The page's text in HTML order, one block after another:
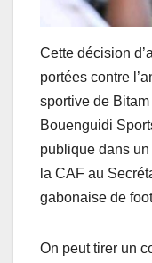
Cette décision
portées contre
sportive de Bitam
Bouenguidi
publique dans
la CAF au
gabonaise de
On peut tirer un